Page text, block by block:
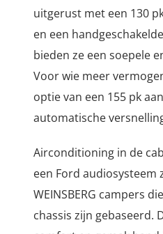
uitgerust met een 130
en een
bieden ze een soepele
Voor wie meer
optie van een 155 pk
automatische
Airconditioning in de
een Ford audiosysteem
WEINSBERG campers
chassis zijn gebaseerd.